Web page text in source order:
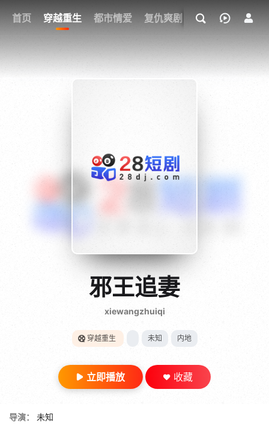
首页 穿越重生 都市情爱 复仇爽剧 玄幻武侠 奇幻
我的观影记录
{if condition="$obj.vod_points
28短剧邪王追妻
xiewangzhuiqi
穿越重生 未知 内地
立即播放 收藏
导演：
未知